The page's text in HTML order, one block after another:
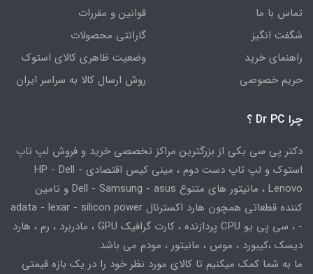
تماس با ما
شگفت انگیز
راهنمای خرید
حریم خصوصی
قوانین و مقررات
گارانتی محصولات
وضعیت ظاهری کالای استوک
روش ارسال کالا به سراسر ایران
چرا Dr PC ؟
دکتر پی سی یکی از بزرگترین مراکز تخصصی خرید و فروش لپ تاپ
استوک و لپ تاپ دست دوم ، مینی کیس اقتصادی HP - Dell -
Lenovo ، مانیتور های متنوع Dell - Samsung - asus و تامین
کننده قطعاتی همچون هارد اکسترنال adata - lexar - silicon power
- ، سی پی یو CPU پردازنده ، کارت گرافیک GPU ، مادربرد ، رم ، هارد
دیسک ،کیبورد ، موس ، مانیتور ، مودم می باشد.
ما به شما کمک میکنیم تا کالای مورد نظر خود را در یک بازه قیمتی